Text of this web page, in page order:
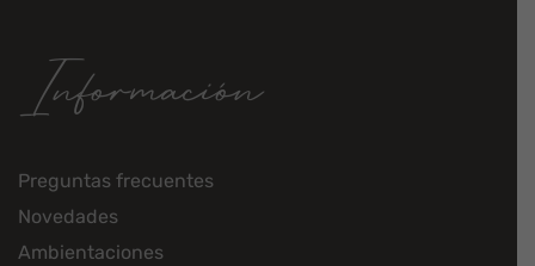
Información
Preguntas frecuentes
Novedades
Ambientaciones